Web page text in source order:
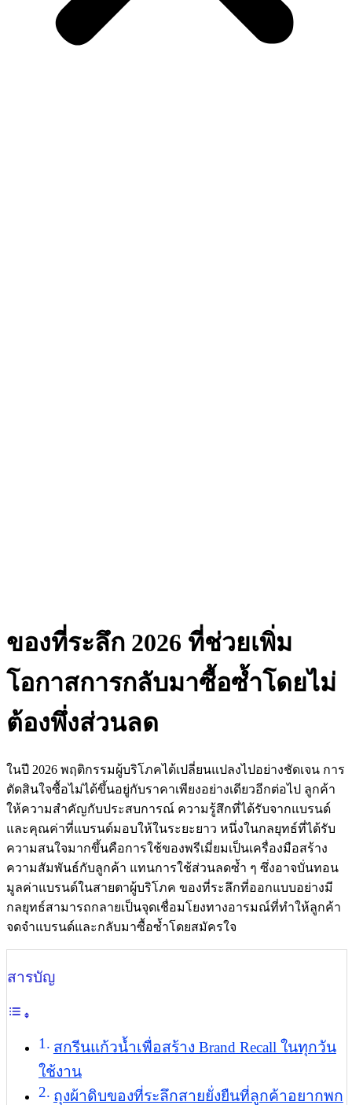
ของที่ระลึก 2026 ที่ช่วยเพิ่ม
โอกาสการกลับมาซื้อซ้ำโดยไม่
ต้องพึ่งส่วนลด
ในปี 2026 พฤติกรรมผู้บริโภคได้เปลี่ยนแปลงไปอย่างชัดเจน การ
ตัดสินใจซื้อไม่ได้ขึ้นอยู่กับราคาเพียงอย่างเดียวอีกต่อไป ลูกค้า
ให้ความสำคัญกับประสบการณ์ ความรู้สึกที่ได้รับจากแบรนด์
และคุณค่าที่แบรนด์มอบให้ในระยะยาว หนึ่งในกลยุทธ์ที่ได้รับ
ความสนใจมากขึ้นคือการใช้ของพรีเมี่ยมเป็นเครื่องมือสร้าง
ความสัมพันธ์กับลูกค้า แทนการใช้ส่วนลดซ้ำ ๆ ซึ่งอาจบั่นทอน
มูลค่าแบรนด์ในสายตาผู้บริโภค ของที่ระลึกที่ออกแบบอย่างมี
กลยุทธ์สามารถกลายเป็นจุดเชื่อมโยงทางอารมณ์ที่ทำให้ลูกค้า
จดจำแบรนด์และกลับมาซื้อซ้ำโดยสมัครใจ
สารบัญ
สกรีนแก้วน้ำเพื่อสร้าง Brand Recall ในทุกวัน
ใช้งาน
ถุงผ้าดิบของที่ระลึกสายยั่งยืนที่ลูกค้าอยากพก